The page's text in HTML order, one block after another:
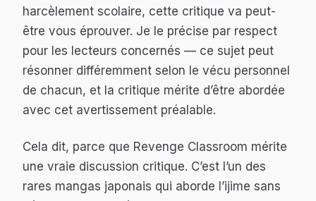
harcèlement scolaire, cette critique va peut-
être vous éprouver. Je le précise par respect
pour les lecteurs concernés — ce sujet peut
résonner différemment selon le vécu personnel
de chacun, et la critique mérite d’être abordée
avec cet avertissement préalable.
Cela dit, parce que Revenge Classroom mérite
une vraie discussion critique. C’est l’un des
rares mangas japonais qui aborde l’ijime sans